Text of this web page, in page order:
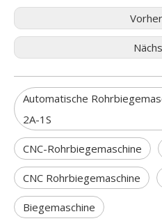
Automatische
2A-1S
CNC-Rohrbiegemaschine
CNC Rohrbiegemaschine
Biegemaschine